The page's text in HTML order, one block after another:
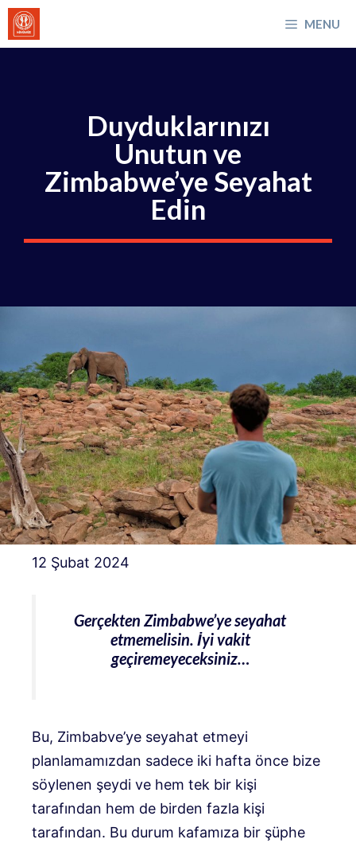
İçeriğe
atla
MENU
Duyduklarınızı
Unutun ve
Zimbabwe’ye Seyahat
Edin
12 Şubat 2024
Gerçekten Zimbabwe’ye seyahat
etmemelisin. İyi vakit
geçiremeyeceksiniz…
Bu, Zimbabve’ye seyahat etmeyi
planlamamızdan sadece iki hafta önce bize
söylenen şeydi ve hem tek bir kişi
tarafından hem de birden fazla kişi
tarafından. Bu durum kafamıza bir şüphe